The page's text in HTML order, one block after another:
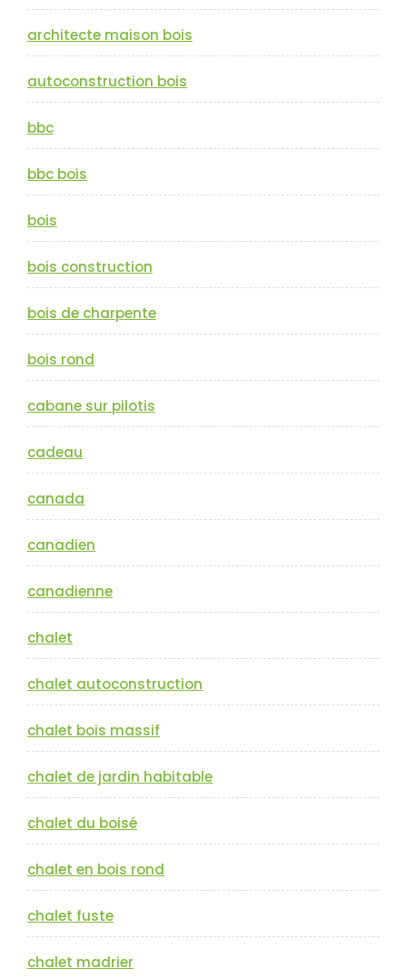
architecte maison bois
autoconstruction bois
bbc
bbc bois
bois
bois construction
bois de charpente
bois rond
cabane sur pilotis
cadeau
canada
canadien
canadienne
chalet
chalet autoconstruction
chalet bois massif
chalet de jardin habitable
chalet du boisé
chalet en bois rond
chalet fuste
chalet madrier